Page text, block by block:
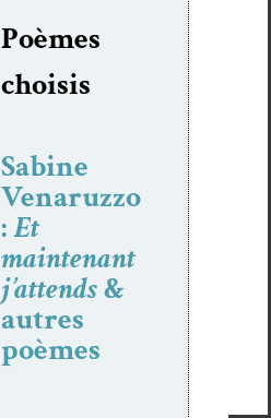
Poèmes
choi­sis
Sabine
Venaruzzo
:Et
maintenant
j’attends&
autres
poèmes